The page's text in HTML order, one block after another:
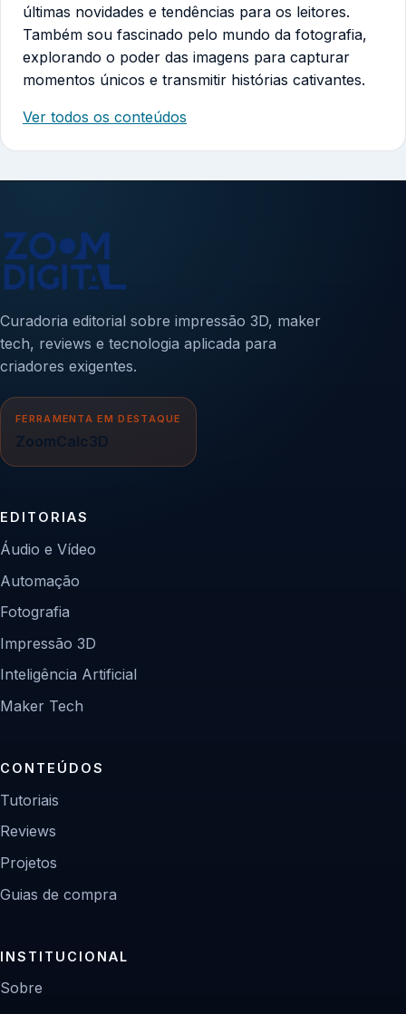
últimas novidades e tendências para os leitores.
Também sou fascinado pelo mundo da fotografia,
explorando o poder das imagens para capturar
momentos únicos e transmitir histórias cativantes.
Ver todos os conteúdos
Curadoria editorial sobre impressão 3D, maker
tech, reviews e tecnologia aplicada para
criadores exigentes.
FERRAMENTA EM DESTAQUE
ZoomCalc3D
EDITORIAS
Áudio e Vídeo
Automação
Fotografia
Impressão 3D
Inteligência Artificial
Maker Tech
CONTEÚDOS
Tutoriais
Reviews
Projetos
Guias de compra
INSTITUCIONAL
Sobre